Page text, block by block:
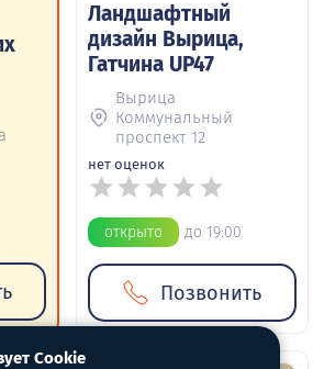
Ландшафтный
дизайн Вырица,
Гатчина UP47
Вырица
Коммунальный
проспект 12
нет оценок
открыто до 19:00
Позвонить
Cookie